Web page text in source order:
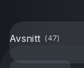
Avsnitt ( 47)